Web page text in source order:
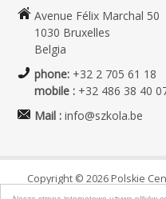
Avenue Félix Marchal 50
1030 Bruxelles
Belgia
phone: +32 2 705 61 18
mobile : +32 486 38 40
Mail : info@szkola.be
Copyright © 2026 Polskie
Brukseli.